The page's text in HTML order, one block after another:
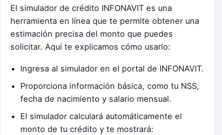
El simulador de crédito INFONAVIT es una
herramienta en línea que te permite obtener una
estimación precisa del monto que puedes
solicitar. Aquí te explicamos cómo usarlo:
Ingresa al simulador en el portal de INFONAVIT.
Proporciona información básica, como tu NSS,
fecha de nacimiento y salario mensual.
El simulador calculará automáticamente el
monto de tu crédito y te mostrará: